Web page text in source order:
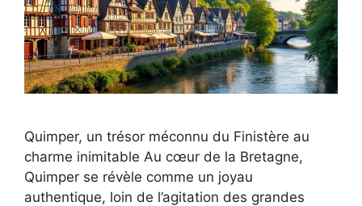
Quimper, un trésor méconnu du Finistère au
charme inimitable Au cœur de la Bretagne,
Quimper se révèle comme un joyau
authentique, loin de l’agitation des grandes